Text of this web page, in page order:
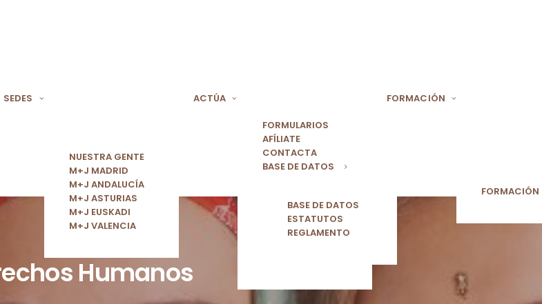
SEDES
NUESTRA GENTE
M+J MADRID
M+J ANDALUCÍA
M+J ASTURIAS
M+J EUSKADI
M+J VALENCIA
ACTÚA
FORMULARIOS
AFÍLIATE
CONTACTA
BASE DE DATOS
BASE DE DATOS
ESTATUTOS
REGLAMENTO
FORMACIÓN
FORMACIÓN
Humanos